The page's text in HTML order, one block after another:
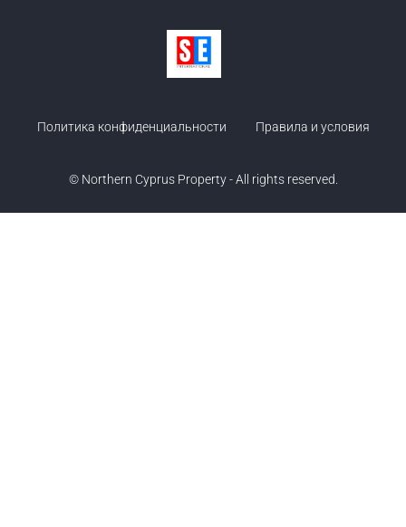
Политика конфиденциальности Правила и условия
© Northern Cyprus Property - All rights reserved.